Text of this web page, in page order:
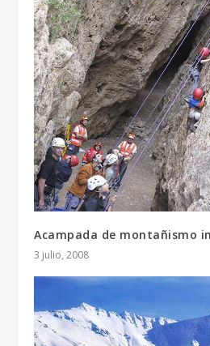
Acampada de montañismo
3 julio, 2008